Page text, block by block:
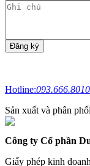
Hotline:093.666.8010
Sản xuất và phân
Công ty Cổ phần
Giấy phép kinh